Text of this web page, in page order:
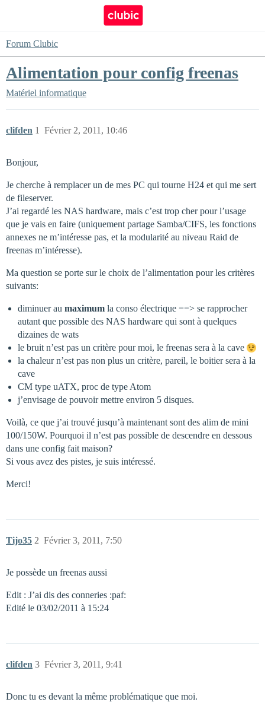
Forum Clubic
Alimentation pour config freenas
Matériel informatique
clifden Février 2, 2011, 10:46
1
Bonjour,
Je cherche à remplacer un de mes PC qui tourne H24 et qui me sert
de fileserver.
J’ai regardé les NAS hardware, mais c’est trop cher pour l’usage
que je vais en faire (uniquement partage Samba/CIFS, les fonctions
annexes ne m’intéresse pas, et la modularité au niveau Raid de
freenas m’intéresse).
Ma question se porte sur le choix de l’alimentation pour les critères
suivants:
diminuer au maximum la conso électrique ==> se rapprocher
autant que possible des NAS hardware qui sont à quelques
dizaines de wats
le bruit n’est pas un critère pour moi, le freenas sera à la cave
la chaleur n’est pas non plus un critère, pareil, le boitier sera à la
cave
CM type uATX, proc de type Atom
j’envisage de pouvoir mettre environ 5 disques.
Voilà, ce que j’ai trouvé jusqu’à maintenant sont des alim de mini
100/150W. Pourquoi il n’est pas possible de descendre en dessous
dans une config fait maison?
Si vous avez des pistes, je suis intéressé.
Merci!
Tijo35 Février 3, 2011, 7:50
2
Je possède un freenas aussi
Edit : J’ai dis des conneries :paf:
Edité le 03/02/2011 à 15:24
clifden Février 3, 2011, 9:41
3
Donc tu es devant la même problématique que moi.